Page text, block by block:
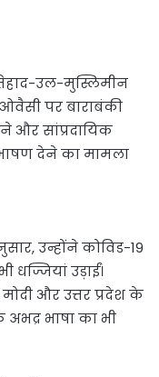
उल-मुस्लिमीन
पर बाराबंकी
और सांप्रदायिक
देने का मामला
उन्होंने कोविड-19
धज्जियां उड़ाईं।
और उत्तर प्रदेश के
भाषा का भी